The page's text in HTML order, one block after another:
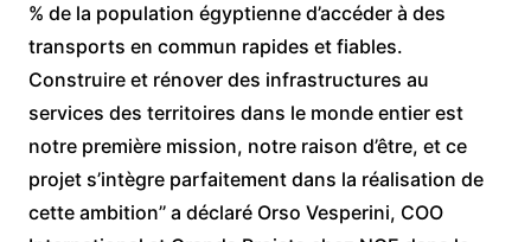
% de la population égyptienne d’accéder à des
transports en commun rapides et fiables.
Construire et rénover des infrastructures au
services des territoires dans le monde entier est
notre première mission, notre raison d’être, et ce
projet s’intègre parfaitement dans la réalisation de
cette ambition’’ a déclaré Orso Vesperini, COO